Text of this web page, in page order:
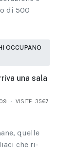
di 500
OCCUPANO
una sala
VISITE: 3567
quelle
che ri­